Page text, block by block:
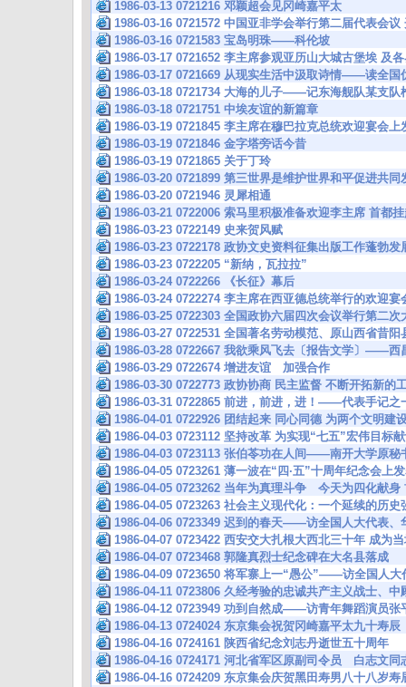
1986-03-13 0721216 邓颖超会见冈崎嘉平太
1986-03-16 0721572 中国亚非学会举行第二届代表会
1986-03-16 0721583 宝岛明珠——科伦坡
1986-03-17 0721652 李主席参观亚历山大城古堡埃 及
1986-03-17 0721669 从现实生活中汲取诗情——读全国
1986-03-18 0721734 大海的儿子——记东海舰队某支队
1986-03-18 0721751 中埃友谊的新篇章
1986-03-19 0721845 李主席在穆巴拉克总统欢迎宴会
1986-03-19 0721846 金字塔旁话今昔
1986-03-19 0721865 关于丁玲
1986-03-20 0721899 第三世界是维护世界和平促进共
1986-03-20 0721946 灵犀相通
1986-03-21 0722006 索马里积极准备欢迎李主席 首都
1986-03-23 0722149 史来贺风赋
1986-03-23 0722178 政协文史资料征集出版工作蓬勃发
1986-03-23 0722205 “新纳，瓦拉拉”
1986-03-24 0722266 《长征》幕后
1986-03-24 0722274 李主席在西亚德总统举行的欢迎
1986-03-25 0722303 全国政协六届四次会议举行第二
1986-03-27 0722531 全国著名劳动模范、原山西省昔
1986-03-28 0722667 我欲乘风飞去〔报告文学〕——西
1986-03-29 0722674 增进友谊 加强合作
1986-03-30 0722773 政协协商 民主监督 不断开拓新
1986-03-31 0722865 前进，前进，进！——代表手记之
1986-04-01 0722926 团结起来 同心同德 为两个文明
1986-04-03 0723112 坚持改革 为实现“七五”宏伟目
1986-04-03 0723113 张伯苓功在人间——南开大学原秘
1986-04-05 0723261 薄一波在“四·五”十周年纪念会上
1986-04-05 0723262 当年为真理斗争 今天为四化献身
1986-04-05 0723263 社会主义现代化：一个延续的历
1986-04-06 0723349 迟到的春天——访全国人大代表、
1986-04-07 0723422 西安交大扎根大西北三十年 成为
1986-04-07 0723468 郭隆真烈士纪念碑在大名县落成
1986-04-09 0723650 将军寨上一“愚公”——访全国人大
1986-04-11 0723806 久经考验的忠诚共产主义战士、
1986-04-12 0723949 功到自然成——访青年舞蹈演员张
1986-04-13 0724024 东京集会祝贺冈崎嘉平太九十寿
1986-04-16 0724161 陕西省纪念刘志丹逝世五十周年
1986-04-16 0724171 河北省军区原副司令员 白志文同
1986-04-16 0724209 东京集会庆贺黑田寿男八十八岁